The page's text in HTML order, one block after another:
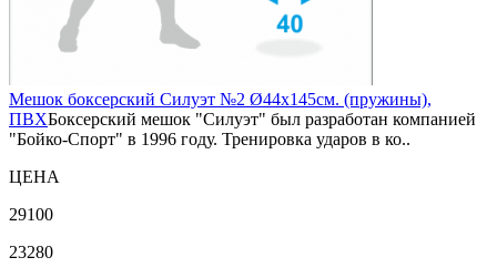
Мешок боксерский Силуэт №2 Ø44х145см. (пружины),
ПВХБоксерский мешок "Силуэт" был разработан компанией
"Бойко-Спорт" в 1996 году. Тренировка ударов в ко..
ЦЕНА
29100
23280